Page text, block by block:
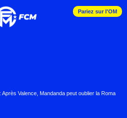
Pariez sur l'OM
Après Valence, Mandanda peut oublier la Roma